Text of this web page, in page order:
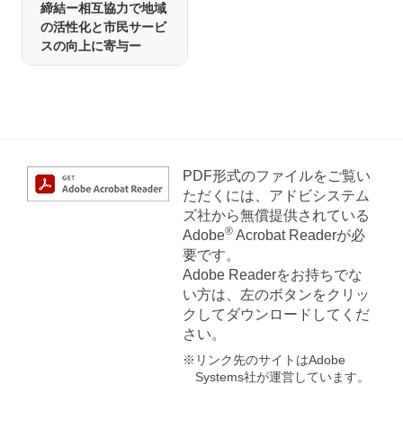
締結ー相互協力で地域
の活性化と市民サービ
スの向上に寄与ー
PDF形式のファイルをご覧い
ただくには、アドビシステム
ズ社から無償提供されている
Adobe®Acrobat Readerが必
要です。
Adobe Readerをお持ちでな
い方は、左のボタンをクリッ
クしてダウンロードしてくだ
さい。
※リンク先のサイトはAdobe
Systems社が運営しています。